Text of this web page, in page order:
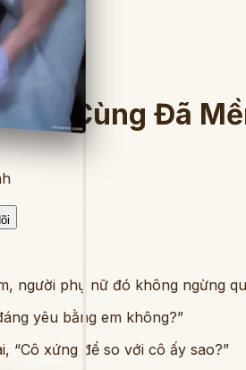
Cùng Đã
người phụ nữ đó không ngừng
yêu bằng em không?”
“Cô xứng để so với cô ấy sao?”